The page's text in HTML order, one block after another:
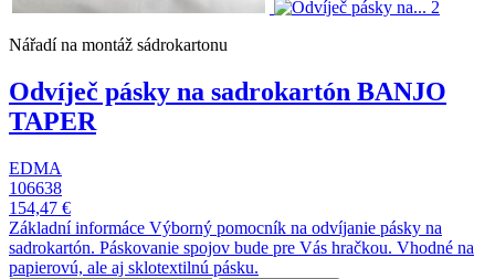
Nářadí na montáž sádrokartonu
Odvíječ pásky na sadrokartón BANJO
TAPER
EDMA
106638
154,47 €
Základní informáce Výborný pomocník na odvíjanie pásky na
sadrokartón. Páskovanie spojov bude pre Vás hračkou. Vhodné na
papierovú, ale aj sklotextilnú pásku.